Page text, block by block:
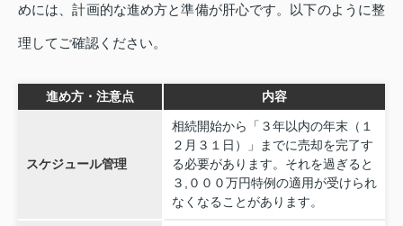
めには、計画的な進め方と準備が肝心です。以下のように整
理してご確認ください。
進め方・注意点 内容
スケジュール管理
相続開始から「３年以内の年末（１
２月３１日）」までに売却を完了す
る必要があります。それを過ぎると
３,０００万円特例の適用が受けられ
なくなることがあります。